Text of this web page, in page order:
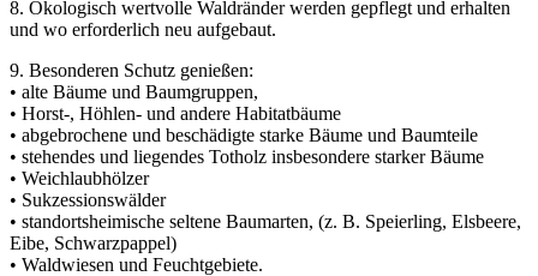
8. Ökologisch wertvolle Waldränder werden gepflegt und erhalten
und wo erforderlich neu aufgebaut.
9. Besonderen Schutz genießen:
• alte Bäume und Baumgruppen,
• Horst-, Höhlen- und andere Habitatbäume
• abgebrochene und beschädigte starke Bäume und Baumteile
• stehendes und liegendes Totholz insbesondere starker Bäume
• Weichlaubhölzer
• Sukzessionswälder
• standortsheimische seltene Baumarten, (z. B. Speierling, Elsbeere,
Eibe, Schwarzpappel)
• Waldwiesen und Feuchtgebiete.